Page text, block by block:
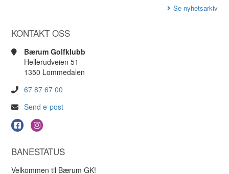
Se nyhetsarkiv
KONTAKT OSS
Bærum Golfklubb
Hellerudveien 51
1350 Lommedalen
67 87 67 00
Send e-post
BANESTATUS
Velkommen til Bærum GK!